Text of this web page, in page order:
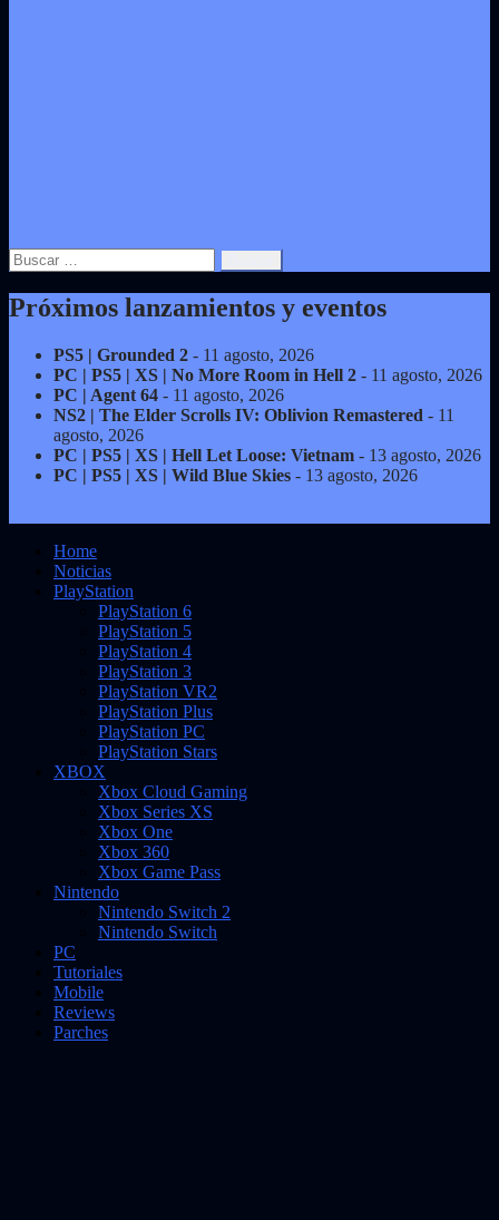
Buscar:
Próximos lanzamientos y eventos
PS5 | Grounded 2 - 11 agosto, 2026
PC | PS5 | XS | No More Room in Hell 2 - 11 agosto, 2026
PC | Agent 64 - 11 agosto, 2026
NS2 | The Elder Scrolls IV: Oblivion Remastered - 11
agosto, 2026
PC | PS5 | XS | Hell Let Loose: Vietnam - 13 agosto, 2026
PC | PS5 | XS | Wild Blue Skies - 13 agosto, 2026
Home
Noticias
PlayStation
PlayStation 6
PlayStation 5
PlayStation 4
PlayStation 3
PlayStation VR2
PlayStation Plus
PlayStation PC
PlayStation Stars
XBOX
Xbox Cloud Gaming
Xbox Series XS
Xbox One
Xbox 360
Xbox Game Pass
Nintendo
Nintendo Switch 2
Nintendo Switch
PC
Tutoriales
Mobile
Reviews
Parches